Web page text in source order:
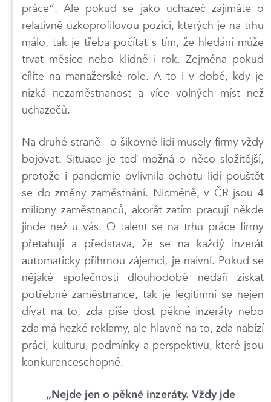
práce“. Ale pokud se jako uchazeč zajímáte o
relativně úzkoprofilovou pozici, kterých je na trhu
málo, tak je třeba počítat s tím, že hledání může
trvat měsíce nebo klidně i rok. Zejména pokud
cílíte na manažerské role. A to i v době, kdy je
nízká nezaměstnanost a více volných míst než
uchazečů.
Na druhé straně - o šikovné lidi musely firmy vždy
bojovat. Situace je teď možná o něco složitější,
protože i pandemie ovlivnila ochotu lidí pouštět
se do změny zaměstnání. Nicméně, v ČR jsou 4
miliony zaměstnanců, akorát zatím pracují někde
jinde než u vás. O talent se na trhu práce firmy
přetahují a představa, že se na každý inzerát
automaticky přihrnou zájemci, je naivní. Pokud se
nějaké společnosti dlouhodobě nedaří získat
potřebné zaměstnance, tak je legitimní se nejen
dívat na to, zda píše dost pěkné inzeráty nebo
zda má hezké reklamy, ale hlavně na to, zda nabízí
práci, kulturu, podmínky a perspektivu, které jsou
konkurenceschopné.
„Nejde jen o pěkné inzeráty. Vždy jde